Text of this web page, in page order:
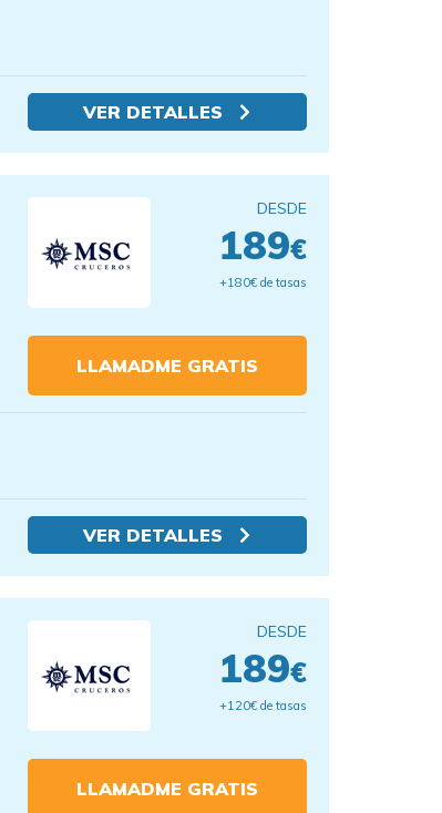
VER DETALLES
DESDE
189€
+180€ de tasas
LLAMADME GRATIS
VER DETALLES
DESDE
189€
+120€ de tasas
LLAMADME GRATIS